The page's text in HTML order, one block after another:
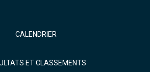
CALENDRIER
ET CLASSEMENTS